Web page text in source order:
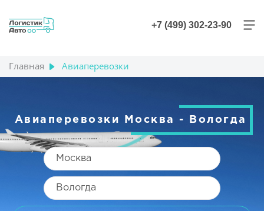
+7 (499) 302-23-90
Главная Авиаперевозки
Авиаперевозки Москва - Вологда